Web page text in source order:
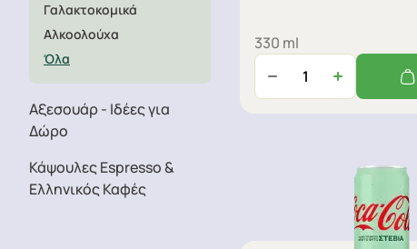
Γαλακτοκομικά
Αλκοολούχα
Όλα
Aξεσουάρ - Ιδέες για
Δώρο
Κάψουλες Espresso &
Ελληνικός Καφές
330 ml